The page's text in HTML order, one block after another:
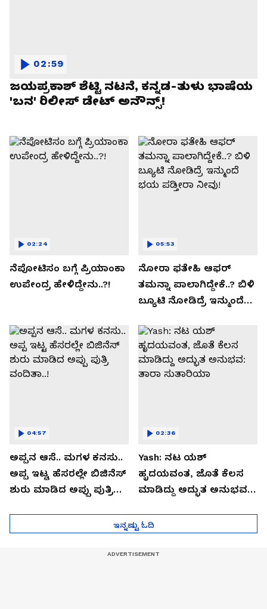
ಜಯಪ್ರಕಾಶ್ ಶೆಟ್ಟಿ ನಟನೆ, ಕನ್ನಡ-ತುಳು ಭಾಷೆಯ
'ಬನ' ರಿಲೀಸ್ ಡೇಟ್ ಅನೌನ್ಸ್!
02:59
ನೆಪೋಟಿಸಂ ಬಗ್ಗೆ ಪ್ರಿಯಾಂಕಾ
ಉಪೇಂದ್ರ ಹೇಳಿದ್ದೇನು..?!
02:24
ನೋರಾ ಫತೇಹಿ ಆಫರ್​
ತಮನ್ನಾ ಪಾಲಾಗಿದ್ದೇಕೆ..? ಬಿಳಿ
ಬ್ಯೂಟಿ ನೋಡಿದ್ರೆ ಇನ್ಮುಂದೆ
05:53
ಅಪ್ಪನ ಆಸೆ.. ಮಗಳ ಕನಸು..
ಅಪ್ಪ ಇಟ್ಟ ಹೆಸರಲ್ಲೇ ಬಿಜಿನೆಸ್​
ಶುರು ಮಾಡಿದ ಅಪ್ಪು ಪುತ್ರಿ
04:57
Yash: ನಟ ಯಶ್​
ಹೃದಯವಂತ, ಜೊತೆ ಕೆಲಸ
ಮಾಡಿದ್ದು ಅದ್ಭುತ ಅನುಭವ:
02:36
ಇನ್ನಷ್ಟು ಓದಿ